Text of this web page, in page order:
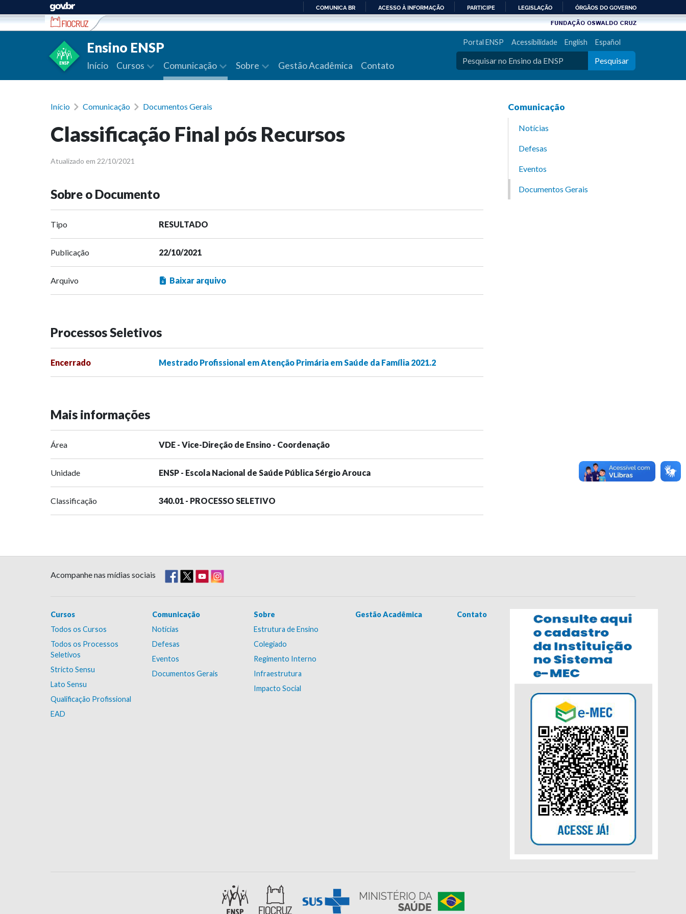
Ir para conteúdo
PARA
COMUNICA BR ACESSO À INFORMAÇÃO PARTICIPE LEGISLAÇÃO ÓRGÃOS DO GOVERNO
Ensino ENSP
Início Cursos Comunicação Sobre Gestão Acadêmica Contato
Portal ENSP Acessibilidade English Español
Pesquisar
Início Comunicação Documentos Gerais
Classificação Final pós Recursos
Atualizado em 22/10/2021
Sobre o Documento
Tipo RESULTADO
Publicação 22/10/2021
Arquivo Baixar arquivo
Processos Seletivos
Encerrado Mestrado Profissional em Atenção Primária em Saúde da Família 2021.2
Mais informações
Área VDE - Vice-Direção de Ensino - Coordenação
Unidade ENSP - Escola Nacional de Saúde Pública Sérgio Arouca
Classificação 340.01 - PROCESSO SELETIVO
Comunicação
Notícias
Defesas
Eventos
Documentos Gerais
Acompanhe nas mídias sociais
Cursos
Todos os Cursos
Todos os Processos
Seletivos
Stricto Sensu
Lato Sensu
Qualificação Profissional
EAD
Comunicação
Notícias
Defesas
Eventos
Documentos Gerais
Sobre
Estrutura de Ensino
Colegiado
Regimento Interno
Infraestrutura
Impacto Social
Gestão Acadêmica Contato